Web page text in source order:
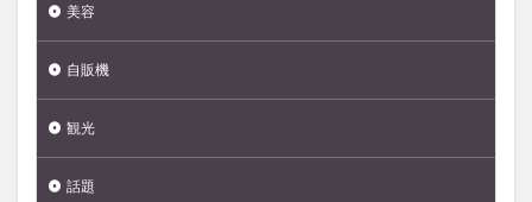
美容
自販機
観光
話題